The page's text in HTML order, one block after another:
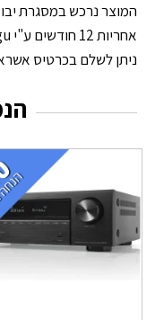
המוצר נרכש במסגרת
אחריות 12 חודשים ע"י idgu
ניתן לשלם בכרטיס אשראי עד 12 תשלומים